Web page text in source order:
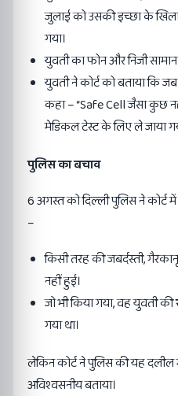
जुलाई को उसकी इच्छा के
गया।
युवती का फोन और निजी
युवती ने कोर्ट को बताया कि जब
कहा – “Safe Cell जैसा कुछ
मेडिकल टेस्ट के लिए ले जाया
पुलिस का बचाव
6 अगस्त को दिल्ली पुलिस ने कोर्ट में
–
किसी तरह की जबर्दस्ती,
नहीं हुई।
जो भी किया गया, वह युवती की
गया था।
लेकिन कोर्ट ने पुलिस की यह
अविश्वसनीय बताया।